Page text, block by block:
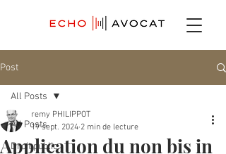
Post
All Posts
Droit public
All Posts
Application du non bis in
remy PHILIPPOT
19 sept. 2024 2 min de lecture